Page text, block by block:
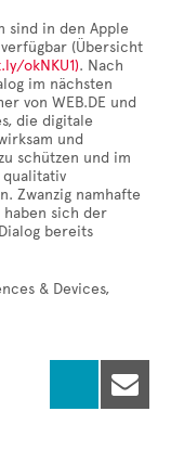
sind in den Apple
(Übersicht
okNKU1). Nach
im nächsten
von WEB.DE und
die digitale
und
schützen und im
qualitativ
Zwanzig namhafte
sich der
bereits
& Devices,
